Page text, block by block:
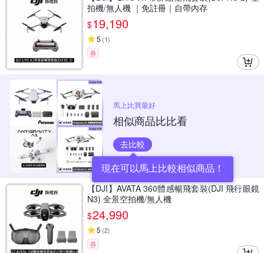
拍機/無人機 ｜免註冊｜自帶內存
$19,190
5 (1)
券
馬上比買最好
相似商品比比看
去比較
現在可以馬上比較相似商品！
【DJI】AVATA 360體感暢飛套裝(DJI 飛行眼鏡
N3) 全景空拍機/無人機
$24,990
5 (2)
券